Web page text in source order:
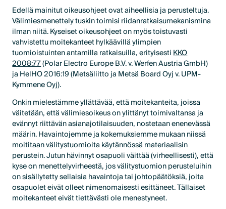
Edellä mainitut oikeusohjeet ovat aiheellisia ja perusteltuja.
Välimiesmenettely tuskin toimisi riidanratkaisumekanismina
ilman niitä. Kyseiset oikeusohjeet on myös toistuvasti
vahvistettu moitekanteet hylkäävillä ylimpien
tuomioistuinten antamilla ratkaisuilla, erityisestiKKO
2008:77(Polar Electro Europe B.V. v. Werfen Austria GmbH)
ja HelHO 2016:19 (Metsäliitto ja Metsä Board Oyj v. UPM-
Kymmene Oyj).
Onkin mielestämme yllättävää, että moitekanteita, joissa
väitetään, että välimiesoikeus on ylittänyt toimivaltansa ja
evännyt riittävän asianajotilaisuuden, nostetaan enenevässä
määrin. Havaintojemme ja kokemuksiemme mukaan niissä
moititaan välitystuomioita käytännössä materiaalisin
perustein. Jutun hävinnyt osapuoli väittää (virheellisesti), että
kyse on menettelyvirheestä, jos välitystuomion perusteluihin
on sisällytetty sellaisia havaintoja tai johtopäätöksiä, joita
osapuolet eivät olleet nimenomaisesti esittäneet. Tällaiset
moitekanteet eivät tiettävästi ole menestyneet.